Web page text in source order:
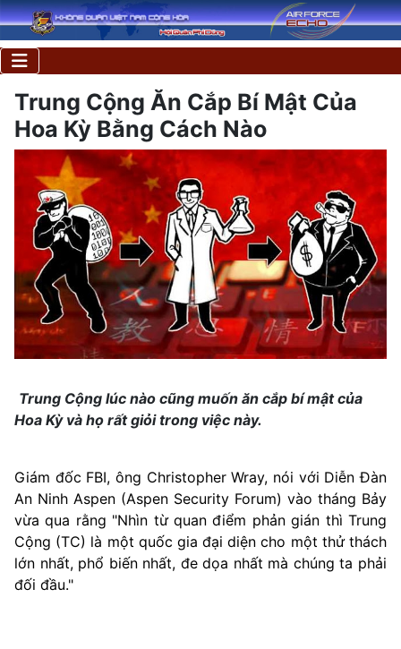
Trung Cộng Ăn Cắp Bí Mật Của
Hoa Kỳ Bằng Cách Nào
Trung Cộng lúc nào cũng muốn ăn cắp bí mật của
Hoa Kỳ và họ rất giỏi trong việc này.
Giám đốc FBI, ông Christopher Wray, nói với Diễn Đàn
An Ninh Aspen (Aspen Security Forum) vào tháng Bảy
vừa qua rằng "Nhìn từ quan điểm phản gián thì Trung
Cộng (TC) là một quốc gia đại diện cho một thử thách
lớn nhất, phổ biến nhất, đe dọa nhất mà chúng ta phải
đối đầu."